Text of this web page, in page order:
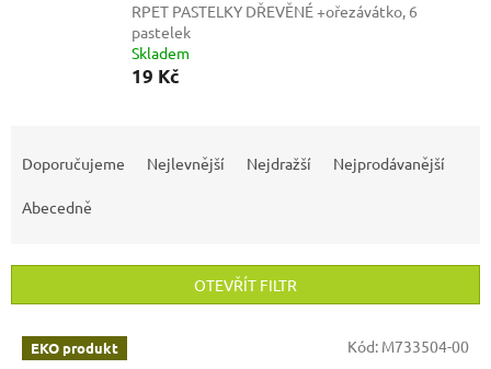
RPET PASTELKY DŘEVĚNÉ +ořezávátko, 6
pastelek
Skladem
19 Kč
r
o
d
Doporučujeme Nejlevnější Nejdražší Nejprodávanější
Abecedně
OTEVŘÍT FILTR
V EKO produkt Kód: M733504-00